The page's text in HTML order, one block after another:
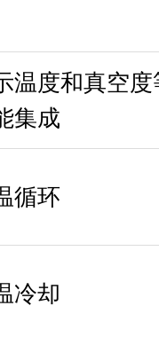
温度和真空度
集成
循环
冷却